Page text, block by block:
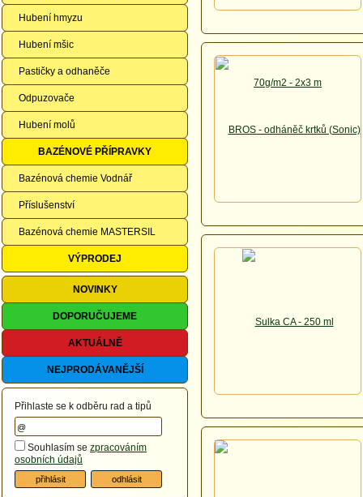
Hubení hmyzu
Hubení mšic
Pastičky a odhaněče
Odpuzovače
Hubení molů
BAZÉNOVÉ PŘÍPRAVKY
Bazénová chemie Vodnář
Příslušenství
Bazénová chemie MASTERSIL
VÝPRODEJ
NOVINKY
DOPORUČUJEME
AKTUÁLNĚ
NEJPRODÁVANĚJŠÍ
Přihlaste se k odběru rad a tipů
Souhlasím se zpracováním
osobních údajů